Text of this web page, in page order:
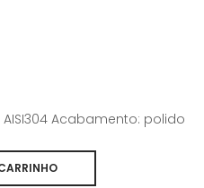
AISI304 Acabamento: polido